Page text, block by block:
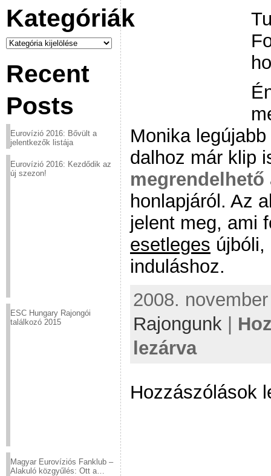
Kategóriák
Kategóriák
Recent
Posts
Eurovízió 2016: Bővült a
jelentkezők listája
Eurovízió 2016: Kezdődik az
új szezon!
ESC Hungary Rajongói
találkozó 2015
Magyar Eurovíziós Fanklub –
Alakuló közgyűlés: Ott a
Monika
dalhoz már klip
megrendelhető
honlapjáról. Az
jelent meg, ami
esetleges újbóli,
induláshoz.
2008.
Rajongunk
lezárva
Hozzászólások